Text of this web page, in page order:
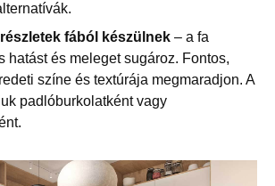
fából készülnek – a fa
hatást és meleget sugároz. Fontos,
színe és textúrája megmaradjon. A
padlóburkolatként vagy